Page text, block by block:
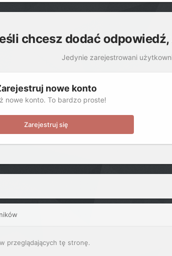
chcesz dodać
Jedynie zarejestrowani
nowe konto
nowe konto. To bardzo proste!
Zarejestruj się
przeglądających tę stronę.